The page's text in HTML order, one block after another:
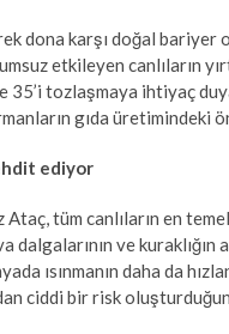
dona karşı doğal
etkileyen canlıların
35’i tozlaşmaya ihtiyaç
gıda üretimindeki
ediyor
tüm canlıların en
ve kuraklığın
ısınmanın daha da
ciddi bir risk